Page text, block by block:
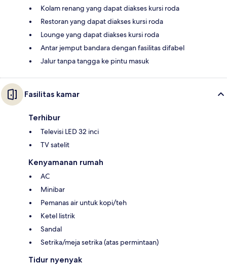
Kolam renang yang dapat diakses kursi roda
Restoran yang dapat diakses kursi roda
Lounge yang dapat diakses kursi roda
Antar jemput bandara dengan fasilitas difabel
Jalur tanpa tangga ke pintu masuk
Fasilitas kamar
Terhibur
Televisi LED 32 inci
TV satelit
Kenyamanan rumah
AC
Minibar
Pemanas air untuk kopi/teh
Ketel listrik
Sandal
Setrika/meja setrika (atas permintaan)
Tidur nyenyak